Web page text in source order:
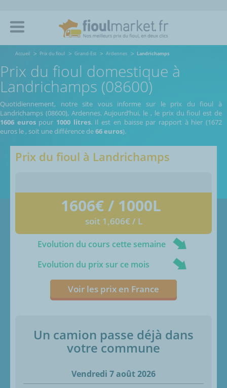
Accueil Prix du fioul Grand-Est Ardennes Landrichamps
Prix du fioul domestique à
Landrichamps (08600)
Quotidiennement, notre site vous informe sur le prix du fioul à
Landrichamps (08600), Ardennes.Aujourd’hui, le , le prix du fioul est de
1606 eurospour 1000 litres. Il est en baisse par rapport à hier (1672
euros le , soit une différence de66 euros).
Prix du fioul à Landrichamps
1606€ / 1000L
soit 1,606€ / L
Evolution du cours cette semaine
Evolution du prix sur ce mois
Voir les prix en France
Un camion passe déjà dans
votre commune
Vendredi 7 août 2026